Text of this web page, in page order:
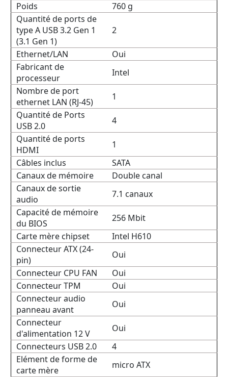
Poids
760 g
Quantité de ports de
type A USB 3.2 Gen 1
(3.1 Gen 1)
2
Ethernet/LAN
Oui
Fabricant de
processeur
Intel
Nombre de port
ethernet LAN (RJ-45)
1
Quantité de Ports
USB 2.0
4
Quantité de ports
HDMI
1
Câbles inclus
SATA
Canaux de mémoire
Double canal
Canaux de sortie
audio
7.1 canaux
Capacité de mémoire
du BIOS
256 Mbit
Carte mère chipset
Intel H610
Connecteur ATX (24-
pin)
Oui
Connecteur CPU FAN
Oui
Connecteur TPM
Oui
Connecteur audio
panneau avant
Oui
Connecteur
d'alimentation 12 V
Oui
Connecteurs USB 2.0
4
Elément de forme de
carte mère
micro ATX